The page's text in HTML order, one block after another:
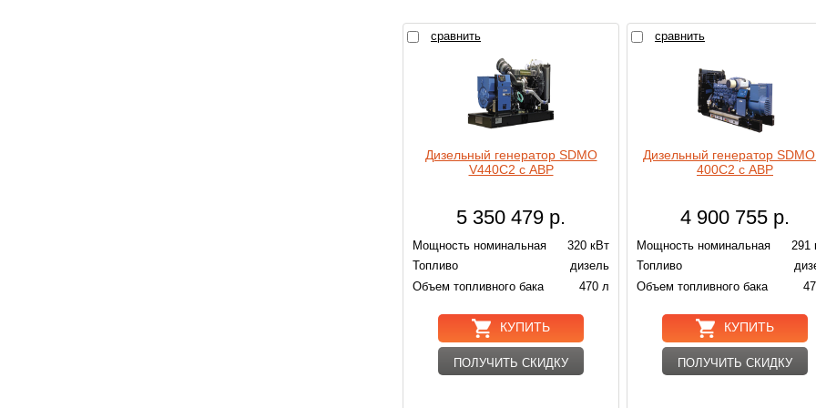
сравнить
Дизельный генератор SDMO
V440C2 с АВР
5 350 479 р.
Мощность номинальная
320 кВт
Топливо
дизель
Объем топливного бака
470 л
КУПИТЬ
ПОЛУЧИТЬ СКИДКУ
сравнить
Дизельный генератор
400C2 с АВР
4 900 755 р.
Мощность номинальная
291
Топливо
Объем топливного бака
КУПИТЬ
ПОЛУЧИТЬ СКИДКУ